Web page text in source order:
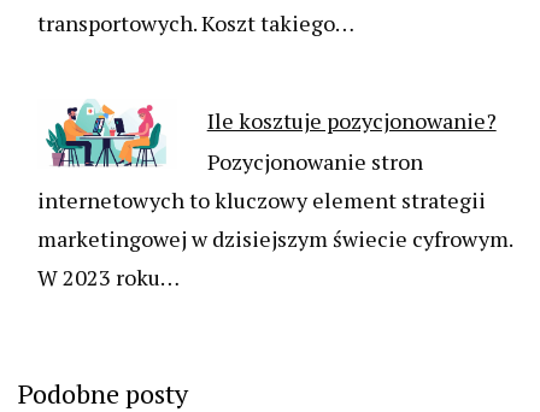
transportowych. Koszt takiego…
Ile kosztuje pozycjonowanie?
Pozycjonowanie stron
internetowych to kluczowy element strategii
marketingowej w dzisiejszym świecie cyfrowym.
W 2023 roku…
Podobne posty